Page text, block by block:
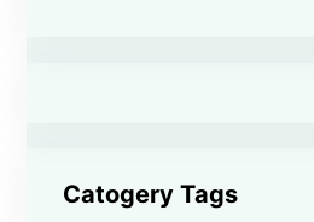
Catogery Tags